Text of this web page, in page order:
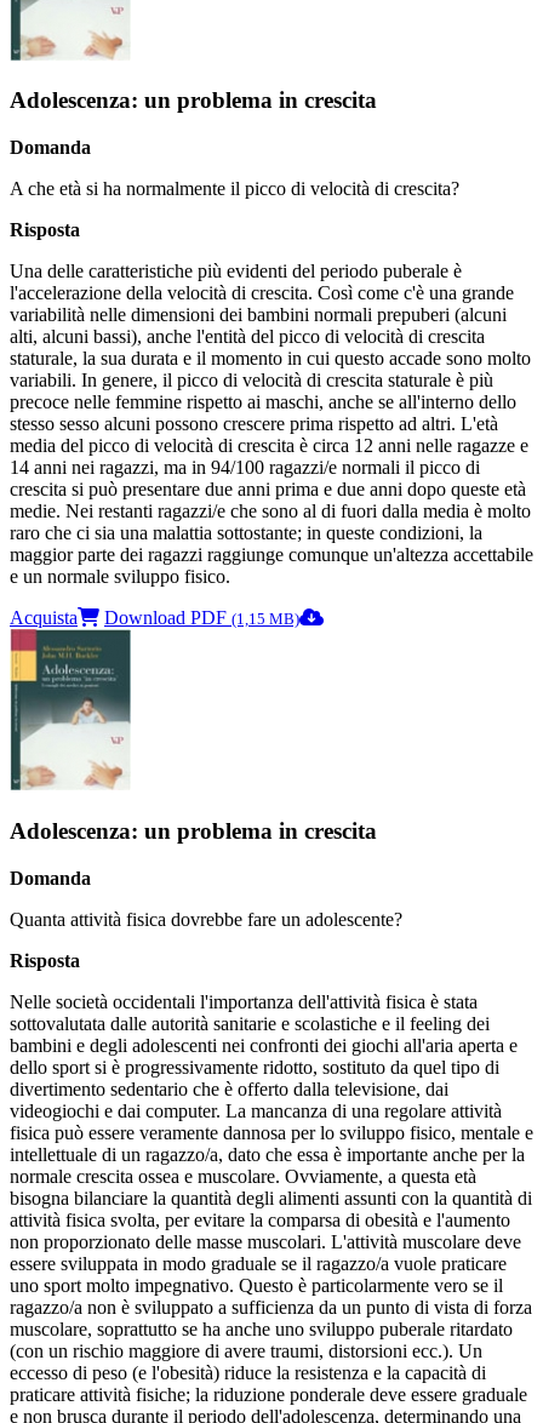
Adolescenza: un problema in crescita
Domanda
A che età si ha normalmente il picco di velocità di crescita?
Risposta
Una delle caratteristiche più evidenti del periodo puberale è
l'accelerazione della velocità di crescita. Così come c'è una grande
variabilità nelle dimensioni dei bambini normali prepuberi (alcuni
alti, alcuni bassi), anche l'entità del picco di velocità di crescita
staturale, la sua durata e il momento in cui questo accade sono molto
variabili. In genere, il picco di velocità di crescita staturale è più
precoce nelle femmine rispetto ai maschi, anche se all'interno dello
stesso sesso alcuni possono crescere prima rispetto ad altri. L'età
media del picco di velocità di crescita è circa 12 anni nelle ragazze e
14 anni nei ragazzi, ma in 94/100 ragazzi/e normali il picco di
crescita si può presentare due anni prima e due anni dopo queste età
medie. Nei restanti ragazzi/e che sono al di fuori dalla media è molto
raro che ci sia una malattia sottostante; in queste condizioni, la
maggior parte dei ragazzi raggiunge comunque un'altezza accettabile
e un normale sviluppo fisico.
Acquista
Download PDF (1,15 MB)
Adolescenza: un problema in crescita
Domanda
Quanta attività fisica dovrebbe fare un adolescente?
Risposta
Nelle società occidentali l'importanza dell'attività fisica è stata
sottovalutata dalle autorità sanitarie e scolastiche e il feeling dei
bambini e degli adolescenti nei confronti dei giochi all'aria aperta e
dello sport si è progressivamente ridotto, sostituto da quel tipo di
divertimento sedentario che è offerto dalla televisione, dai
videogiochi e dai computer. La mancanza di una regolare attività
fisica può essere veramente dannosa per lo sviluppo fisico, mentale e
intellettuale di un ragazzo/a, dato che essa è importante anche per la
normale crescita ossea e muscolare. Ovviamente, a questa età
bisogna bilanciare la quantità degli alimenti assunti con la quantità di
attività fisica svolta, per evitare la comparsa di obesità e l'aumento
non proporzionato delle masse muscolari. L'attività muscolare deve
essere sviluppata in modo graduale se il ragazzo/a vuole praticare
uno sport molto impegnativo. Questo è particolarmente vero se il
ragazzo/a non è sviluppato a sufficienza da un punto di vista di forza
muscolare, soprattutto se ha anche uno sviluppo puberale ritardato
(con un rischio maggiore di avere traumi, distorsioni ecc.). Un
eccesso di peso (e l'obesità) riduce la resistenza e la capacità di
praticare attività fisiche; la riduzione ponderale deve essere graduale
e non brusca durante il periodo dell'adolescenza, determinando una